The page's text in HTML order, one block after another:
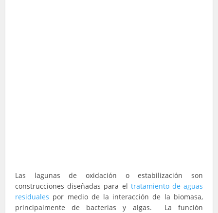
Las lagunas de oxidación o estabilización son
construcciones diseñadas para el tratamiento de aguas
residuales por medio de la interacción de la biomasa,
principalmente de bacterias y algas. La función